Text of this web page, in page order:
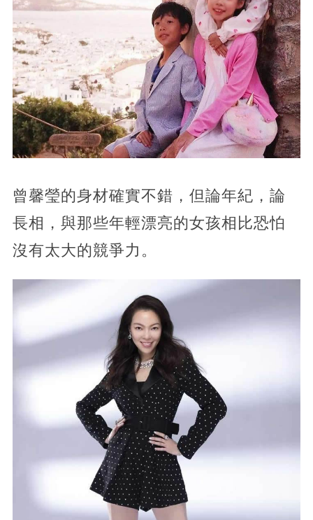
曾馨瑩的身材確實不錯，但論年紀，論
長相，與那些年輕漂亮的女孩相比恐怕
沒有太大的競爭力。